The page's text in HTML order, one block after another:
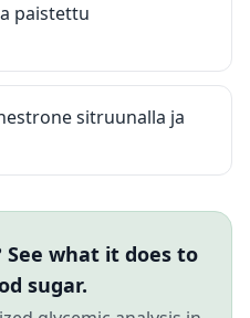
paistettu
sitruunalla ja
what it does to
sugar.